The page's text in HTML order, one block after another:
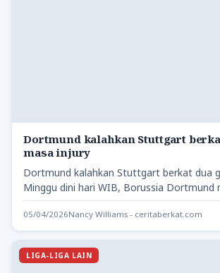
Dortmund kalahkan Stuttgart
masa injury
Dortmund kalahkan Stuttgart berkat dua
Minggu dini hari WIB, Borussia Dortmund
pertandingan sengit melawan…
05/04/2026Nancy Williams - ceritaberkat.com
LIGA-LIGA LAIN